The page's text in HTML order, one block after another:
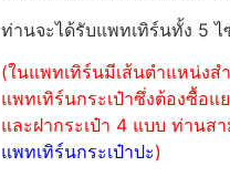
ท่านจะได้รับแพทเทิร์นทั้ง 5 ไ
(ในแพทเทิร์นมีเส้นตำแหน่งส
แพทเทิร์นกระเป๋าซึ่งต้องซื้อแ
และฝากระเป๋า 4 แบบ ท่านส
แพทเทิร์นกระเป๋าปะ)